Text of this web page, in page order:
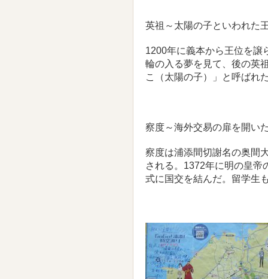
英祖～太陽の子といわれた
1200年に義本から王位を譲
輪の入る夢を見て、後の英
こ（太陽の子）」と呼ばれ
察度～海外交易の扉を開い
察度は浦添間切謝名の奥間
される。1372年に明の皇帝
式に国交を結んだ。留学生